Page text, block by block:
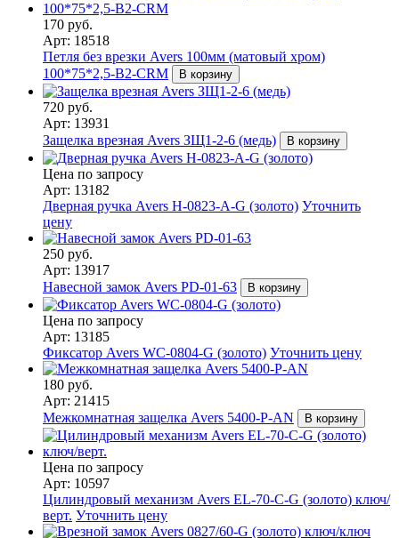
170 руб.
Арт: 18518
Петля без врезки Avers 100мм (матовый хром)
100*75*2,5-B2-CRM
В корзину
720 руб.
Арт: 13931
Защелка врезная Avers ЗЩ1-2-6 (медь)
В корзину
Цена по запросу
Арт: 13182
Дверная ручка Avers H-0823-A-G (золото) Уточнить
цену
250 руб.
Арт: 13917
Навесной замок Avers PD-01-63
В корзину
Цена по запросу
Арт: 13185
Фиксатор Avers WC-0804-G (золото) Уточнить цену
180 руб.
Арт: 21415
Межкомнатная защелка Avers 5400-P-AN
В корзину
Цена по запросу
Арт: 10597
Цилиндровый механизм Avers EL-70-C-G (золото) ключ/
верт. Уточнить цену